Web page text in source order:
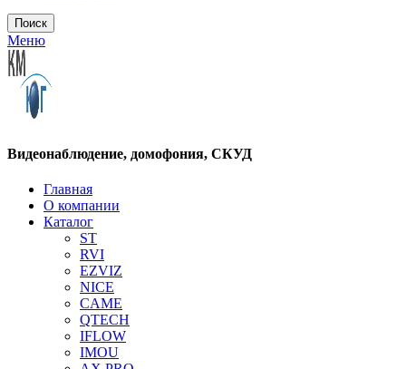
Поиск
Меню
Видеонаблюдение, домофония, СКУД
Главная
О компании
Каталог
ST
RVI
EZVIZ
NICE
CAME
QTECH
IFLOW
IMOU